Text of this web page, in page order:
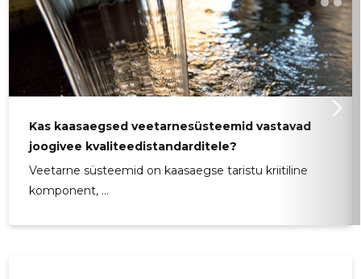
Kas kaasaegsed veetarnesüsteemid vastavad
joogivee kvaliteedistandarditele?
Veetarne süsteemid on kaasaegse taristu kriitiline
komponent, ...